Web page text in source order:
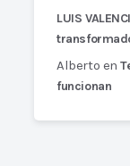
LUIS
Alberto en
funcionan